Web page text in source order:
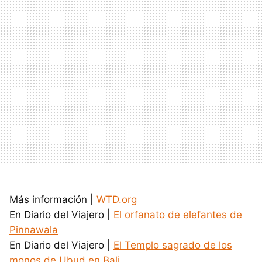
Más información | WTD.org
En Diario del Viajero | El orfanato de elefantes de
Pinnawala
En Diario del Viajero | El Templo sagrado de los